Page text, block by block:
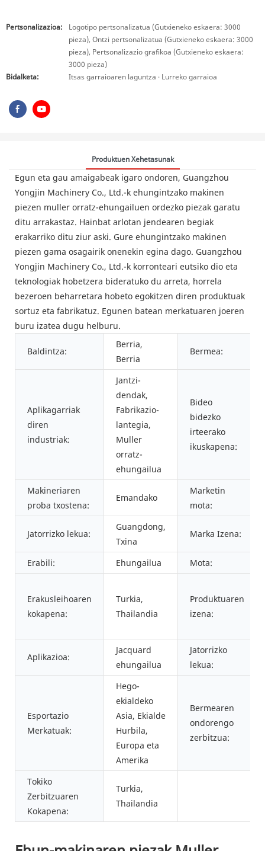
Pertsonalizazioa:
Logotipo pertsonalizatua (Gutxieneko eskaera: 3000
pieza), Ontzi pertsonalizatua (Gutxieneko eskaera: 3000
pieza), Pertsonalizazio grafikoa (Gutxieneko eskaera:
3000 pieza)
Bidalketa:
Itsas garraioaren laguntza · Lurreko garraioa
Produktuen Xehetasunak
Egun eta gau amaigabeak igaro ondoren, Guangzhou
Yongjin Machinery Co., Ltd.-k ehungintzako makinen
piezen muller orratz-ehungailuen ordezko piezak garatu
ditu arrakastaz. Hainbat arlotan jendearen begiak
erakarriko ditu ziur aski. Gure ehungintzako makinen
piezen gama osagairik onenekin egina dago. Guangzhou
Yongjin Machinery Co., Ltd.-k korronteari eutsiko dio eta
teknologiak hobetzera bideratuko du arreta, horrela
bezeroen beharretara hobeto egokitzen diren produktuak
sortuz eta fabrikatuz. Egunen batean merkatuaren joeren
buru izatea dugu helburu.
Baldintza:
Berria,
Berria
Bermea:
Aplikagarriak
diren
industriak:
Jantzi-
dendak,
Fabrikazio-
lantegia,
Muller
orratz-
ehungailua
Bideo
bidezko
irteerako
ikuskapena:
Makineriaren
proba txostena:
Emandako
Marketin
mota:
Jatorrizko lekua:
Guangdong,
Txina
Marka Izena:
Erabili: Ehungailua Mota:
Erakusleihoaren
kokapena:
Turkia,
Thailandia
Produktuaren
izena:
Aplikazioa:
Jacquard
ehungailua
Jatorrizko
lekua:
Esportazio
Merkatuak:
Hego-
ekialdeko
Asia, Ekialde
Hurbila,
Europa eta
Amerika
Bermearen
ondorengo
zerbitzua:
Tokiko
Zerbitzuaren
Kokapena:
Turkia,
Thailandia